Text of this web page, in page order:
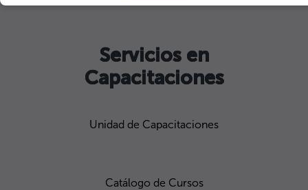
Servicios en
Capacitaciones
Unidad de Capacitaciones
Catálogo de Cursos